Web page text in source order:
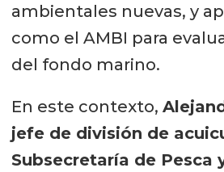
ambientales nuevas, y
como el AMBI para
del fondo marino.
En este contexto,
jefe de división de
Subsecretaría de Pesca